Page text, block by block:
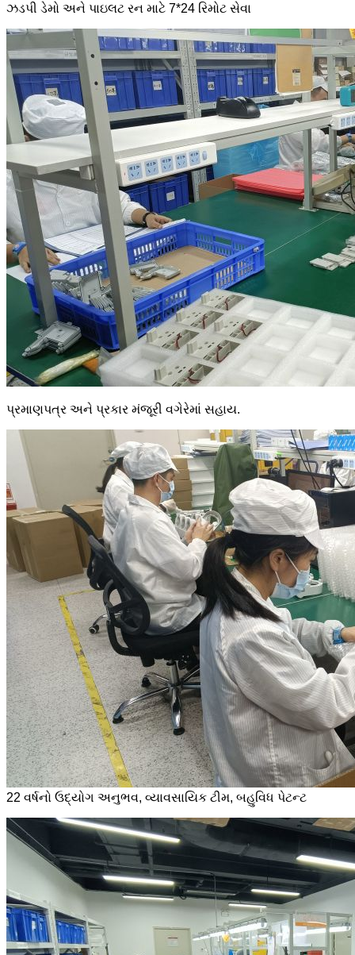
ઝડપી ડેમો અને પાઇલટ રન માટે 7*24 રિમોટ સેવા
પ્રમાણપત્ર અને પ્રકાર મંજૂરી વગેરેમાં સહાય.
22 વર્ષનો ઉદ્યોગ અનુભવ, વ્યાવસાયિક ટીમ, બહુવિધ પેટન્ટ